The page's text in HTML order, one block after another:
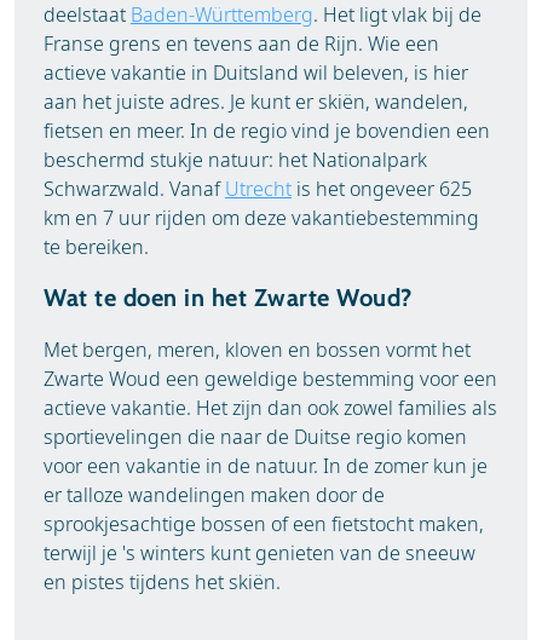
deelstaat Baden-Württemberg. Het ligt vlak bij de
Franse grens en tevens aan de Rijn. Wie een
actieve vakantie in Duitsland wil beleven, is hier
aan het juiste adres. Je kunt er skiën, wandelen,
fietsen en meer. In de regio vind je bovendien een
beschermd stukje natuur: het Nationalpark
Schwarzwald. VanafUtrecht is het ongeveer 625
km en 7 uur rijden om deze vakantiebestemming
te bereiken.
Wat te doen in het Zwarte Woud?
Met bergen, meren, kloven en bossen vormt het
Zwarte Woud een geweldige bestemming voor een
actieve vakantie. Het zijn dan ook zowel families als
sportievelingen die naar de Duitse regio komen
voor een vakantie in de natuur. In de zomer kun je
er talloze wandelingen maken door de
sprookjesachtige bossen of een fietstocht maken,
terwijl je 's winters kunt genieten van de sneeuw
en pistes tijdens het skiën.